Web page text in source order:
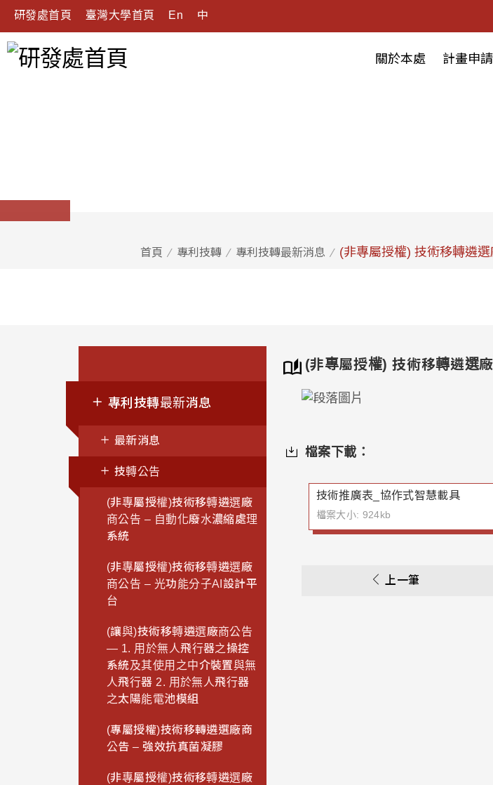
研發處首頁 臺灣大學首頁 En 中
關於本處 計畫申請
首頁 專利技轉 專利技轉最新消息 (非專屬授權) 技術移轉遴
專利技轉最新消息
最新消息
技轉公告
(非專屬授權)技術移轉遴選廠
商公告 – 自動化廢水濃縮處理
系統
(非專屬授權)技術移轉遴選廠
商公告 – 光功能分子AI設計平
台
(讓與)技術移轉遴選廠商公告
— 1. 用於無人飛行器之操控
系統及其使用之中介裝置與無
人飛行器 2. 用於無人飛行器
之太陽能電池模組
(專屬授權)技術移轉遴選廠商
公告 – 強效抗真菌凝膠
(非專屬授權)技術移轉遴選廠
(非專屬授權) 技術移轉遴選
檔案下載：
技術推廣表_協作式智慧載具
檔案大小: 924kb
上一筆